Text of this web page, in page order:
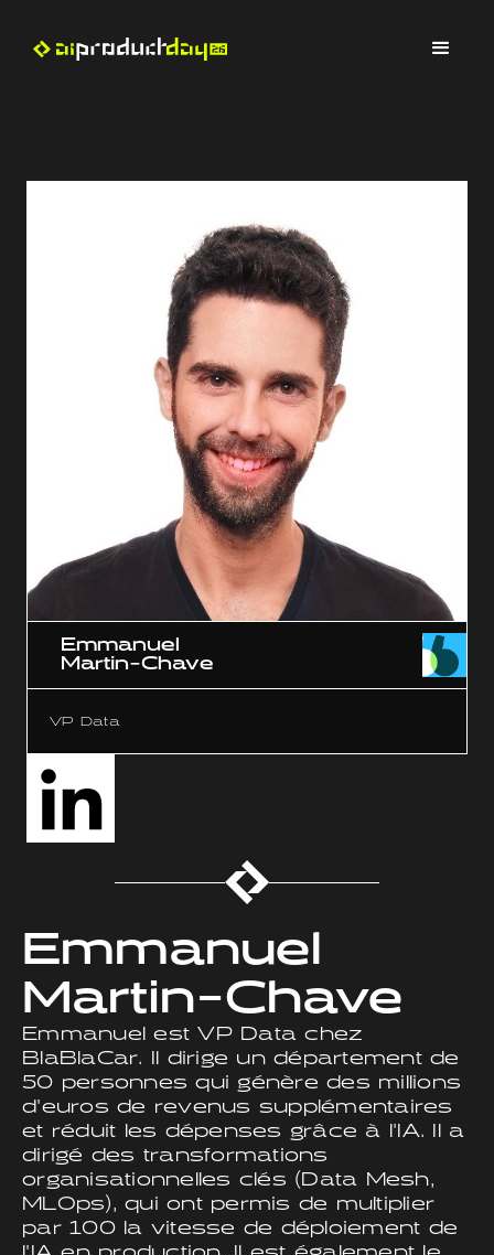
Emmanuel
Martin-Chave
VP Data
Emmanuel
Martin-Chave
Emmanuel est VP Data chez
BlaBlaCar. Il dirige un département de
50 personnes qui génère des millions
d'euros de revenus supplémentaires
et réduit les dépenses grâce à l'IA. Il a
dirigé des transformations
organisationnelles clés (Data Mesh,
MLOps), qui ont permis de multiplier
par 100 la vitesse de déploiement de